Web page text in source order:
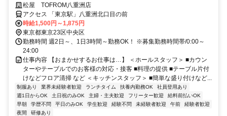
♪「八重洲北口」出てスグ♪通勤ラクラク♪
松屋 TOFROM八重洲店
アクセス 「東京駅」八重洲北口目の前
時給1,500円～1,875円
東京都東京23区中央区
勤務時間 週2日～、1日3時間～勤務OK！ ※募集勤務時間帯/0:00～
24:00
仕事内容 【おまかせするお仕事は…】 ＜ホールスタッフ＞ ■カウン
ターやテーブルでのお客様の対応・接客 ■料理の提供 ■テーブル片付
けなどフロア清掃 など ＜キッチンスタッフ＞ ■簡単な盛り付けなど...
制服あり 業界未経験者歓迎 ランチタイム 扶養内勤務OK
社員登用あり
週1日からOK
土日祝のみOK 主婦・主夫歓迎 フリーター歓迎
給料前払いOK
早朝
学歴不問 平日のみOK 学生歓迎 経験不問 未経験者歓迎 午前
経験者歓迎
夜間
研修あり